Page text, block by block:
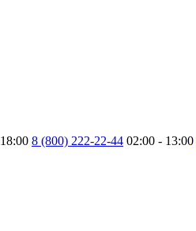
8 (800) 222-22-44 02:00 - 13:00